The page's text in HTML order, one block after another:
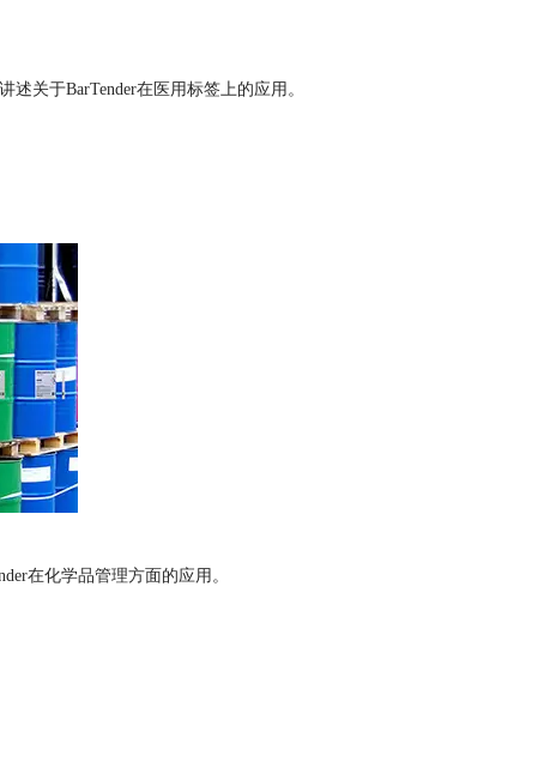
关于BarTender在医用标签上的应用。
在化学品管理方面的应用。